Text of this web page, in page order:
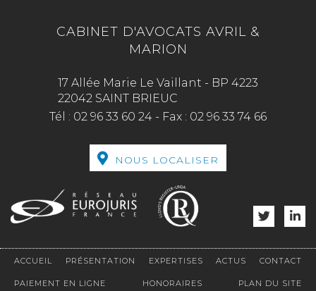
CABINET D'AVOCATS AVRIL &
MARION
17 Allée Marie Le Vaillant - BP 4223
22042 SAINT BRIEUC
Tél : 02 96 33 60 24 - Fax : 02 96 33 74 66
NOUS LOCALISER
ACCUEIL PRÉSENTATION EXPERTISES ACTUS CONTACT
PAIEMENT EN LIGNE HONORAIRES PLAN DU SITE